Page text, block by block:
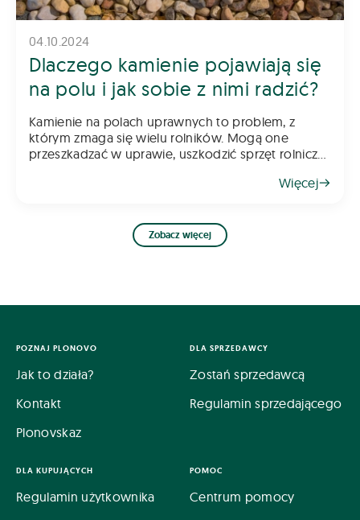
04.10.2024
Dlaczego kamienie pojawiają się
na polu i jak sobie z nimi radzić?
Kamienie na polach uprawnych to problem, z
którym zmaga się wielu rolników. Mogą one
przeszkadzać w uprawie, uszkodzić sprzęt rolniczy
Więcej
Zobacz więcej
POZNAJ PLONOVO
Jak to działa?
Kontakt
Plonovskaz
DLA SPRZEDAWCY
Zostań sprzedawcą
Regulamin sprzedającego
DLA KUPUJĄCYCH
Regulamin użytkownika
POMOC
Centrum pomocy